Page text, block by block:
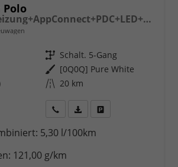
Polo
1.0 MPI Sitzheizung+AppConnect+PDC+LED+Touch+Lichtsensor+MultiLenkrad
Getriebe Schalt. 5-Gang
Außenfarbe [0Q0Q] Pure White
Kilometerstand 20 km
anfordern
Datei,
5,30 l/100km
121,00 g/km